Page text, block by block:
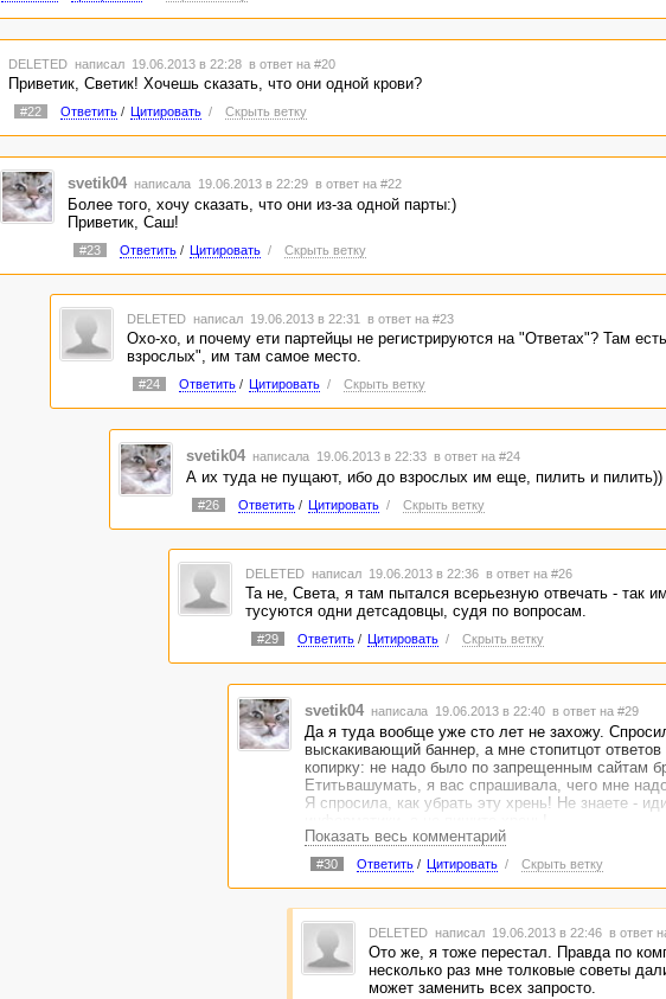
DELETED написал 19.06.2013 в 22:28 в ответ на #20
Приветик, Светик! Хочешь сказать, что они одной крови?
#22 Ответить/ Цитировать / Скрыть ветку
svetik04 написала 19.06.2013 в 22:29 в ответ на #22
Более того, хочу сказать, что они из-за одной парты:)
Приветик, Саш!
#23 Ответить/ Цитировать / Скрыть ветку
DELETED написал 19.06.2013 в 22:31 в ответ на #23
Охо-хо, и почему ети партейцы не регистрируются на "Ответах"? Там
взрослых", им там самое место.
#24 Ответить/ Цитировать / Скрыть ветку
svetik04 написала 19.06.2013 в 22:33 в ответ на #24
А их туда не пущают, ибо до взрослых им еще, пилить и пилить))
#26 Ответить/ Цитировать / Скрыть ветку
DELETED написал 19.06.2013 в 22:36 в ответ на #26
Та не, Света, я там пытался всерьезную отвечать - так
тусуются одни детсадовцы, судя по вопросам.
#29 Ответить/ Цитировать / Скрыть ветку
svetik04 написала 19.06.2013 в 22:40 в ответ на #29
Да я туда вообще уже сто лет не захожу.
выскакивающий баннер, а мне стопитцот
копирку: не надо было по запрещенным сайтам
Етитьвашумать, я вас спрашивала, чего мне
Я спросила, как убрать эту хрень! Не знаете -
Вот именно так и ответила всей этой школоте - и
Показать весь комментарий
#30 Ответить/ Цитировать / Скрыть ветку
DELETED написал 19.06.2013 в 22:46 в ответ
Ото же, я тоже перестал. Правда по
несколько раз мне толковые советы
может заменить всех запросто.